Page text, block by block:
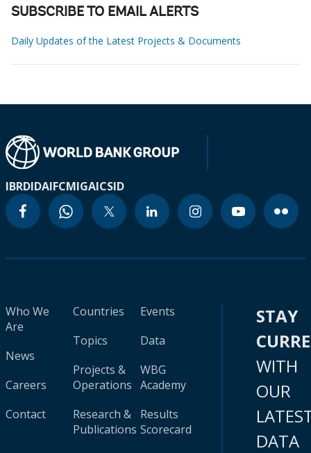
SUBSCRIBE TO EMAIL ALERTS
Daily Updates of the Latest Projects & Documents
IBRDIDAIFCMIGAICSID
Who We
Are
News
Careers
Contact
Countries
Topics
Projects &
Operations
Research &
Publications
Events
Data
WBG
Academy
Results
Scorecard
STAY
WITH
OUR
DATA